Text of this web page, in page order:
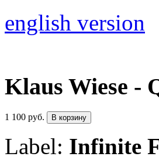
english version
Klaus Wiese -
1 100 руб. В корзину
Label: Infinite